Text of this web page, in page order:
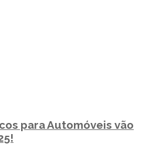
para Automóveis vão